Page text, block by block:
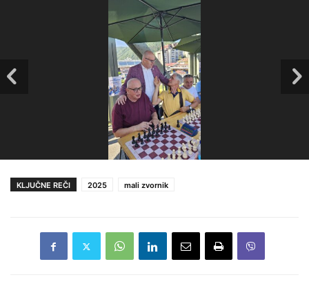
KLJUČNE REČI 2025 mali zvornik